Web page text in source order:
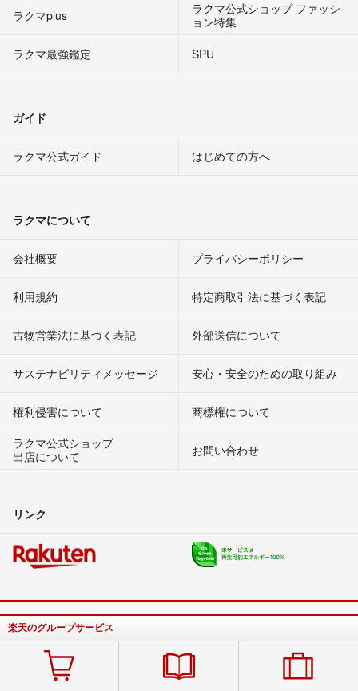
ラクマplus
ラクマ公式ショップ ファッシ
ョン特集
ラクマ最強鑑定
SPU
ガイド
ラクマ公式ガイド はじめての方へ
ラクマについて
会社概要 プライバシーポリシー
利用規約 特定商取引法に基づく表記
古物営業法に基づく表記 外部送信について
サステナビリティメッセージ 安心・安全のための取り組み
権利侵害について
商標権について
ラクマ公式ショップ
出店について
お問い合わせ
リンク
楽天のグループサービス